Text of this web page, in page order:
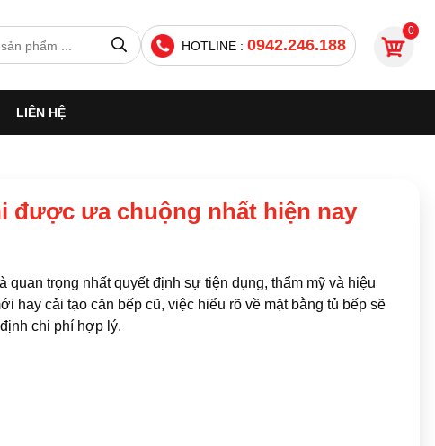
HOTLINE : 0942.246.188
0
LIÊN HỆ
được ưa chuộng nhất hiện nay
quan trọng nhất quyết định sự tiện dụng, thẩm mỹ và hiệu
hay cải tạo căn bếp cũ, việc hiểu rõ về mặt bằng tủ bếp sẽ
chi phí hợp lý.